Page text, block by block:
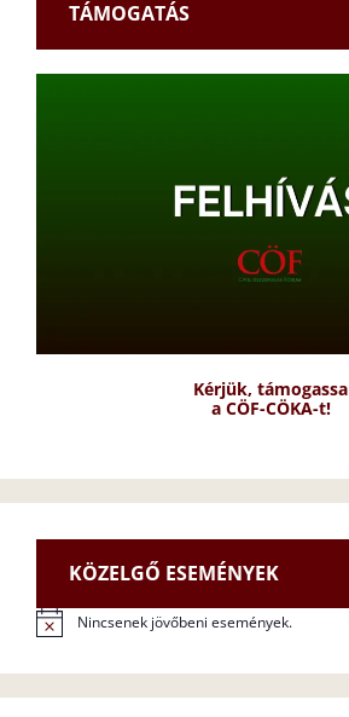
TÁMOGATÁS
Kérjük, támogassa
a CÖF-CÖKA-t!
KÖZELGŐ ESEMÉNYEK
N
t
Nincsenek jövőbeni események.